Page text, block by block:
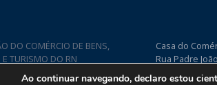
DO COMÉRCIO DE BENS,
E TURISMO DO RN
Casa do
Rua Padre
Nova CEP
Ao continuar navegando, declaro estou